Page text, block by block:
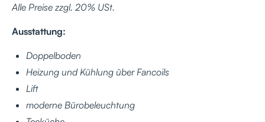
Alle Preise zzgl. 20% USt.
Ausstattung:
Doppelboden
Heizung und Kühlung über Fancoils
Lift
moderne Bürobeleuchtung